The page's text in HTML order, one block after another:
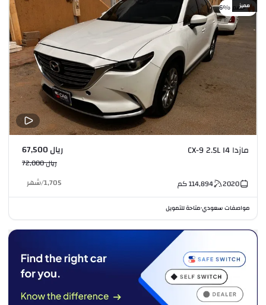
خصم %6مميز
مازدا CX-9 2.5L I4 ريال 67,500
ريال 72,000
2020
114,894كم 1,705
/شهر
مواصفات سعودي•متاحة للتمويل